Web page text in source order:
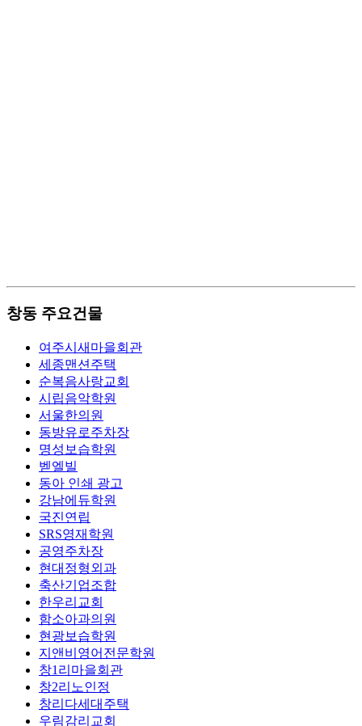
창동 주요건물
여주시새마을회관
세종맨션주택
순복음사랑교회
시립음악학원
서울한의원
동방유로주차장
명성보습학원
벧엘빌
동아 인쇄 광고
강남에듀학원
국진연립
SRS영재학원
공영주차장
현대정형외과
축산기업조합
한우리교회
함소아과의원
현광보습학원
지앤비영어전문학원
창1리마을회관
창2리노인정
창리다세대주택
우림감리교회